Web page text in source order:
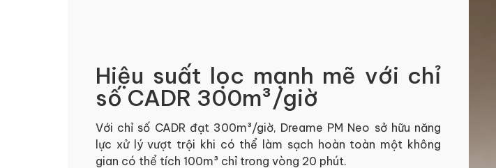
Hiệu suất lọc mạnh mẽ với chỉ
số CADR 300m³/giờ
Với chỉ số CADR đạt 300m³/giờ, Dreame PM Neo sở hữu năng
lực xử lý vượt trội khi có thể làm sạch hoàn toàn một không
gian có thể tích 100m³ chỉ trong vòng 20 phút.